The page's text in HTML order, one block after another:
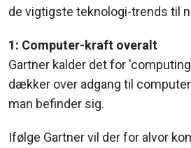
de vigtigste teknologi-trends til
1: Computer-kraft overalt
Gartner kalder det for
dækker over adgang til
man befinder sig.
Ifølge Gartner vil der for alvor